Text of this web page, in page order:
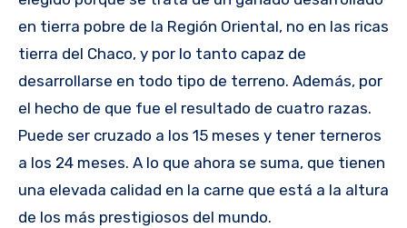
en tierra pobre de la Región Oriental, no en las ricas
tierra del Chaco, y por lo tanto capaz de
desarrollarse en todo tipo de terreno. Además, por
el hecho de que fue el resultado de cuatro razas.
Puede ser cruzado a los 15 meses y tener terneros
a los 24 meses. A lo que ahora se suma, que tienen
una elevada calidad en la carne que está a la altura
de los más prestigiosos del mundo.